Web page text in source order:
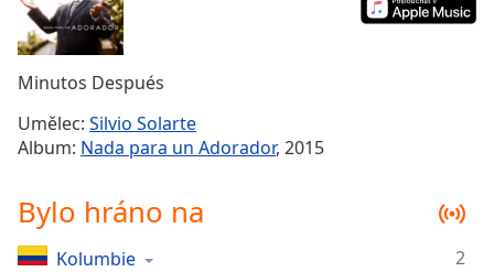
Duration-:-
Loaded:
Stream
TypeLIVE
Seek to
live,
liveLIVE
Remaining
Time-
Minutos Después
Umělec: Silvio Solarte
Album: Nada para un Adorador, 2015
Bylo hráno na
Kolumbie 2